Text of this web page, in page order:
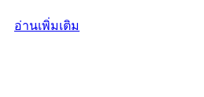
อ่านเพิ่มเติม